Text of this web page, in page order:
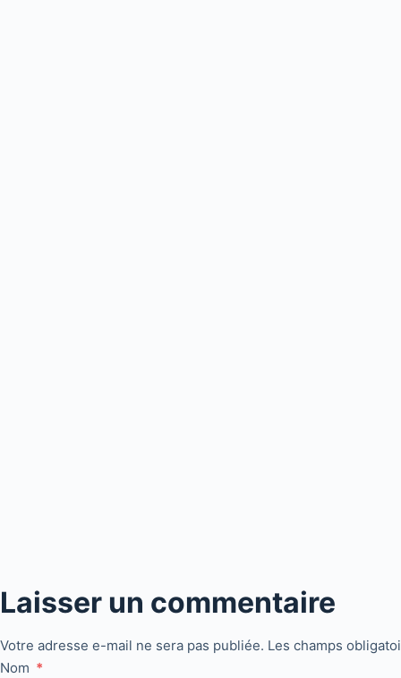
Laisser un commentaire
Votre adresse e-mail ne sera pas publiée. Les champs
Nom *